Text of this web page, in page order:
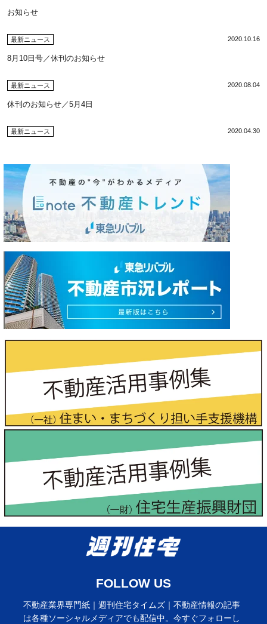
お知らせ
最新ニュース 2020.10.16
8月10日号／休刊のお知らせ
最新ニュース 2020.08.04
休刊のお知らせ／5月4日
最新ニュース 2020.04.30
FOLLOW US
不動産業界専門紙｜週刊住宅タイムズ｜不動産情報の記事
は各種ソーシャルメディアでも配信中。今すぐフォローし